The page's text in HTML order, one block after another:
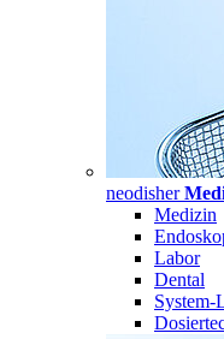
neodisher
Medizin
Labor
Dental
System-